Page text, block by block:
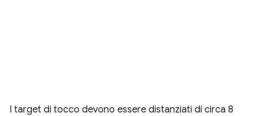
I target di tocco devono essere distanziati di circa 8